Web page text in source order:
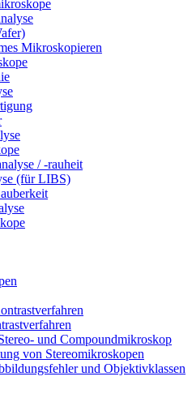
Mikroskopieren
/ -rauheit
(für LIBS)
und Compoundmikroskop
von Stereomikroskopen
und Objektivklassen